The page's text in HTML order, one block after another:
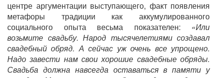
центре аргументации выступающего, факт появления
метафоры традиции как аккумулированного
социального опыта весьма показателен: «Или
возьмите свадьбу. Народ тысячелетиями создавал
свадебный обряд. А сейчас уж очень все упрощено.
Надо завести нам свои хорошие свадебные обряды.
Свадьба должна навсегда оставаться в памяти у